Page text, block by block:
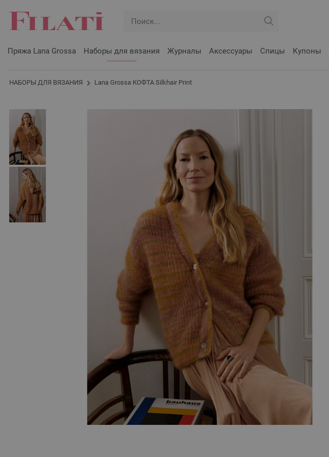
Пряжа Lana Grossa Наборы для вязания Журналы Аксессуары Спицы Купоны
НАБОРЫ ДЛЯ ВЯЗАНИЯ Lana Grossa КОФТА Silkhair Print